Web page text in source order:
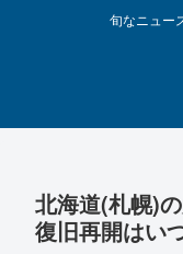
旬なニュー
北海道(札幌)
復旧再開はい